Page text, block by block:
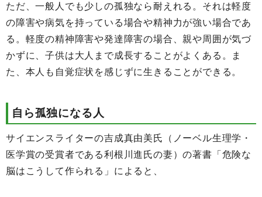
ただ、一般人でも少しの孤独なら耐えれる。それは軽度
の障害や病気を持っている場合や精神力が強い場合であ
る。軽度の精神障害や発達障害の場合、親や周囲が気づ
かずに、子供は大人まで成長することがよくある。ま
た、本人も自覚症状を感じずに生きることができる。
自ら孤独になる人
サイエンスライターの吉成真由美氏（ノーベル生理学・
医学賞の受賞者である利根川進氏の妻）の著書「危険な
脳はこうして作られる」によると、